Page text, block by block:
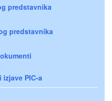
predstavnika
predstavnika
PIC-a